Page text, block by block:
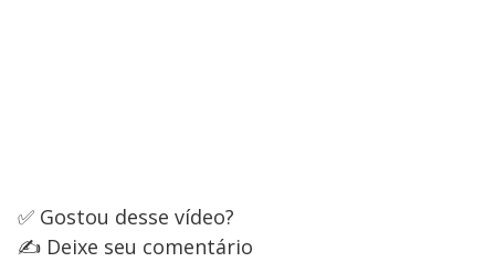
✅ Gostou desse vídeo?
✍️ Deixe seu comentário